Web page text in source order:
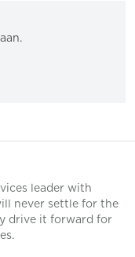
leader with
never settle for the
drive it forward for